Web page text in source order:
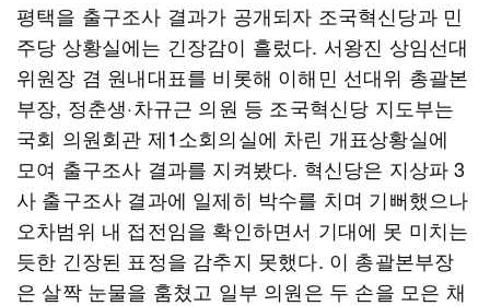
평택을 출구조사 결과가 공개되자 조국혁신당과 민
주당 상황실에는 긴장감이 흘렀다. 서왕진 상임선대
위원장 겸 원내대표를 비롯해 이해민 선대위 총괄본
부장, 정춘생·차규근 의원 등 조국혁신당 지도부는
국회 의원회관 제1소회의실에 차린 개표상황실에
모여 출구조사 결과를 지켜봤다. 혁신당은 지상파 3
사 출구조사 결과에 일제히 박수를 치며 기뻐했으나
오차범위 내 접전임을 확인하면서 기대에 못 미치는
듯한 긴장된 표정을 감추지 못했다. 이 총괄본부장
은 살짝 눈물을 훔쳤고 일부 의원은 두 손을 모은 채